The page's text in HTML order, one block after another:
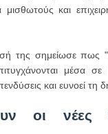
και
της σημείωσε πως
μέσα
και ευνοεί τη
οι νέες